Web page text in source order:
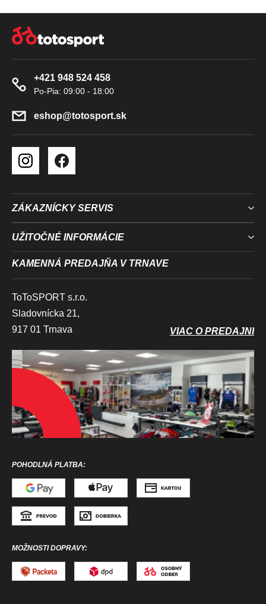
eshop@totosport.sk
+421 948 524 458
ZÁKAZNÍCKY SERVIS
UŽITOČNÉ INFORMÁCIE
KAMENNÁ PREDAJŇA V TRNAVE
ToToSPORT s.r.o.
Sladovnícka 21,
917 01 Trnava
VIAC O PREDAJNI
POHODLNÁ PLATBA:
MOŽNOSTI DOPRAVY: